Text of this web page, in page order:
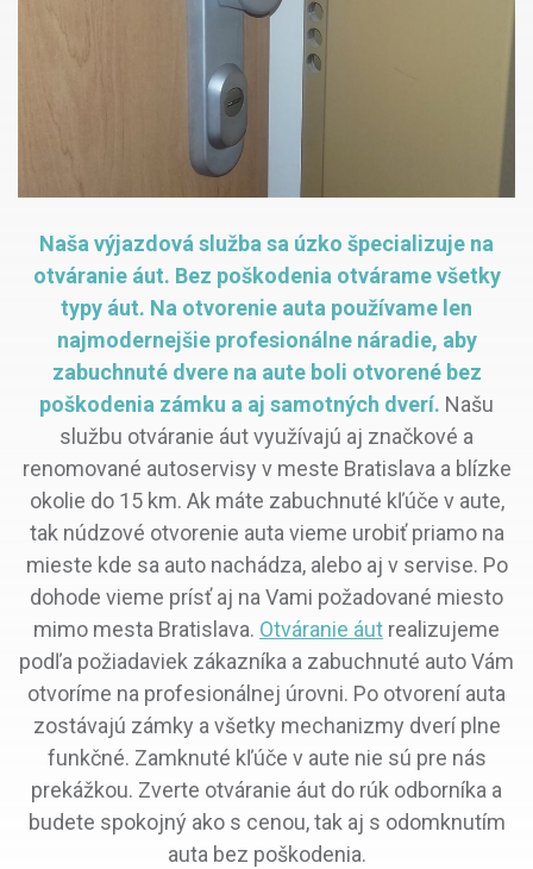
Naša výjazdová služba sa úzko špecializuje na
otváranie áut. Bez poškodenia otvárame všetky
typy áut. Na otvorenie auta používame len
najmodernejšie profesionálne náradie, aby
zabuchnuté dvere na aute boli otvorené bez
poškodenia zámku a aj samotných dverí. Našu
službu otváranie áut využívajú aj značkové a
renomované autoservisy v meste Bratislava a blízke
okolie do 15 km. Ak máte zabuchnuté kľúče v aute,
tak núdzové otvorenie auta vieme urobiť priamo na
mieste kde sa auto nachádza, alebo aj v servise. Po
dohode vieme prísť aj na Vami požadované miesto
mimo mesta Bratislava. Otváranie áut realizujeme
podľa požiadaviek zákazníka a zabuchnuté auto Vám
otvoríme na profesionálnej úrovni. Po otvorení auta
zostávajú zámky a všetky mechanizmy dverí plne
funkčné. Zamknuté kľúče v aute nie sú pre nás
prekážkou. Zverte otváranie áut do rúk odborníka a
budete spokojný ako s cenou, tak aj s odomknutím
auta bez poškodenia.